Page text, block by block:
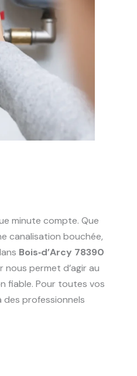
minute compte. Que
canalisation bouchée,
Bois‑d’Arcy 78390
permet d’agir au
fiable. Pour toutes vos
des professionnels